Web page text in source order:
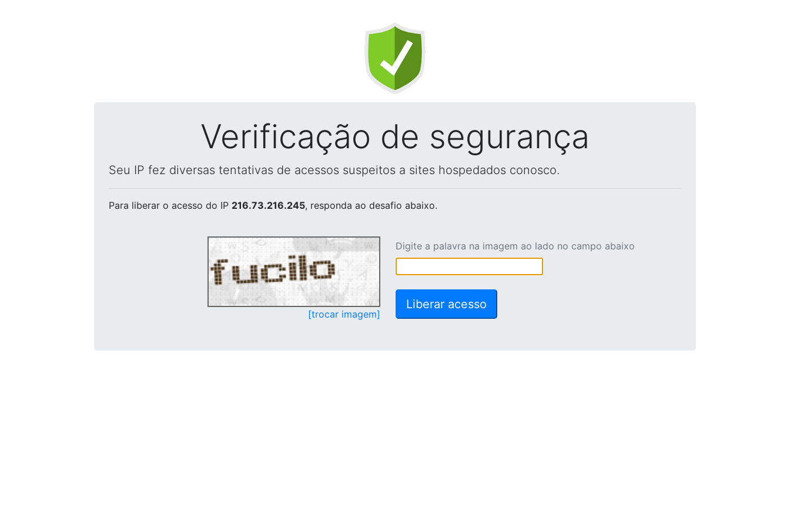
Verificação de segurança
Seu IP fez diversas tentativas de acessos suspeitos a sites hospedados conosco.
Para liberar o acesso do IP 216.73.216.245, responda ao desafio abaixo.
[trocar imagem]
Digite a palavra na imagem ao lado no campo abaixo